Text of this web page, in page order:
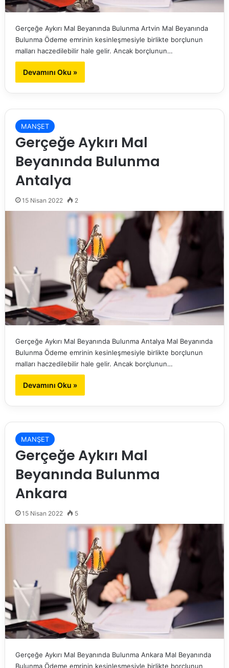
Gerçeğe Aykırı Mal Beyanında Bulunma Artvin Mal Beyanında
Bulunma Ödeme emrinin kesinleşmesiyle birlikte borçlunun
malları haczedilebilir hale gelir. Ancak borçlunun…
Devamını Oku »
MANŞET
Gerçeğe Aykırı Mal
Beyanında Bulunma
Antalya
15 Nisan 2022 2
Gerçeğe Aykırı Mal Beyanında Bulunma Antalya Mal Beyanında
Bulunma Ödeme emrinin kesinleşmesiyle birlikte borçlunun
malları haczedilebilir hale gelir. Ancak borçlunun…
Devamını Oku »
MANŞET
Gerçeğe Aykırı Mal
Beyanında Bulunma
Ankara
15 Nisan 2022 5
Gerçeğe Aykırı Mal Beyanında Bulunma Ankara Mal Beyanında
Bulunma Ödeme emrinin kesinleşmesiyle birlikte borçlunun